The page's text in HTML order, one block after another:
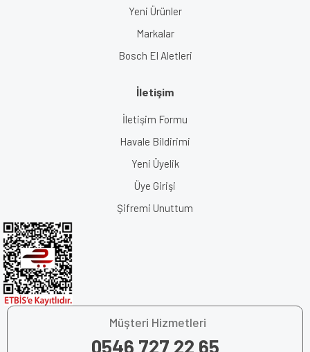
Yeni Ürünler
Markalar
Bosch El Aletleri
İletişim
İletişim Formu
Havale Bildirimi
Yeni Üyelik
Üye Girişi
Şifremi Unuttum
Müşteri Hizmetleri
0546 727 22 65